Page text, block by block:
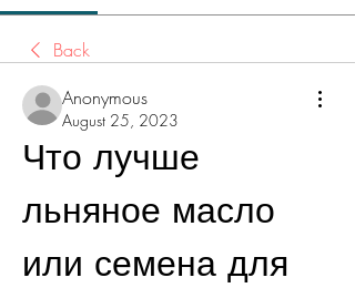
Back
Anonymous
August 25, 2023
Что лучше
льняное масло
или семена для